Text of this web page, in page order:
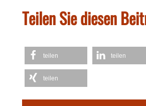
Teilen Sie diesen
teilen teilen
teilen